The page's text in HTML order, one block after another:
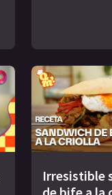
Irresistible